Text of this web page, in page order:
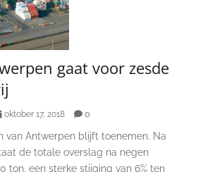
gaat voor zesde
oktober 17, 2018 0
van Antwerpen blijft toenemen. Na
de totale overslag na negen
ton, een sterke stijging van 6% ten